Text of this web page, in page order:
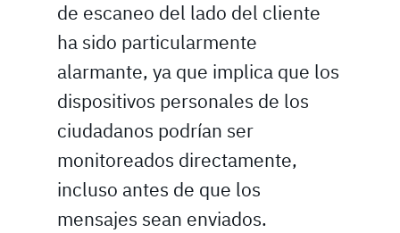
de escaneo del lado del cliente
ha sido particularmente
alarmante, ya que implica que los
dispositivos personales de los
ciudadanos podrían ser
monitoreados directamente,
incluso antes de que los
mensajes sean enviados.